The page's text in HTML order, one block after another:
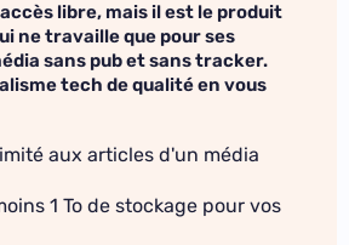
libre, mais il est le produit
ne travaille que pour ses
sans pub et sans tracker.
tech de qualité en vous
aux articles d'un média
1 To de stockage pour vos